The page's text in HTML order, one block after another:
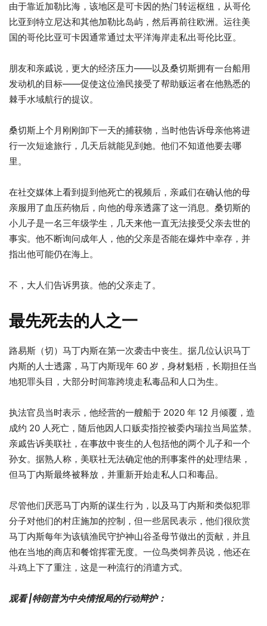
由于靠近加勒比海，该地区是可卡因的热门转运枢纽，从哥伦
比亚到特立尼达和其他加勒比岛屿，然后再前往欧洲。运往美
国的哥伦比亚可卡因通常通过太平洋海岸走私出哥伦比亚。
朋友和亲戚说，更大的经济压力——以及桑切斯拥有一台船用
发动机的目标——促使这位渔民接受了帮助贩运者在他熟悉的
棘手水域航行的提议。
桑切斯上个月刚刚卸下一天的捕获物，当时他告诉母亲他将进
行一次短途旅行，几天后就能见到她。他们不知道他要去哪
里。
在社交媒体上看到提到他死亡的视频后，亲戚们在确认他的母
亲服用了血压药物后，向他的母亲透露了这一消息。桑切斯的
小儿子是一名三年级学生，几天来他一直无法接受父亲去世的
事实。他不断询问成年人，他的父亲是否能在爆炸中幸存，并
指出他可能仍在海上。
不，大人们告诉男孩。他的父亲走了。
最先死去的人之一
路易斯（切）马丁内斯在第一次袭击中丧生。据几位认识马丁
内斯的人士透露，马丁内斯现年 60 岁，身材魁梧，长期担任当
地犯罪头目，大部分时间靠跨境走私毒品和人口为生。
执法官员当时表示，他经营的一艘船于 2020 年 12 月倾覆，造
成约 20 人死亡，随后他因人口贩卖指控被委内瑞拉当局监禁。
亲戚告诉美联社，在事故中丧生的人包括他的两个儿子和一个
孙女。据熟人称，美联社无法确定他的刑事案件的处理结果，
但马丁内斯最终被释放，并重新开始走私人口和毒品。
尽管他们厌恶马丁内斯的谋生行为，以及马丁内斯和类似犯罪
分子对他们的村庄施加的控制，但一些居民表示，他们很欣赏
马丁内斯每年为该镇渔民守护神山谷圣母节做出的贡献，并且
他在当地的商店和餐馆挥霍无度。一位鸟类饲养员说，他还在
斗鸡上下了重注，这是一种流行的消遣方式。
观看 |特朗普为中央情报局的行动辩护：